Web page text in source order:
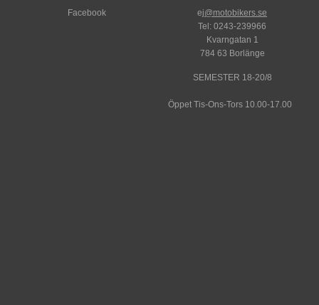
Facebook ej@motobikers.se
Tel: 0243-239966
Kvarngatan 1
784 63 Borlänge
SEMESTER 18-20/8
Öppet Tis-Ons-Tors 10.00-17.00